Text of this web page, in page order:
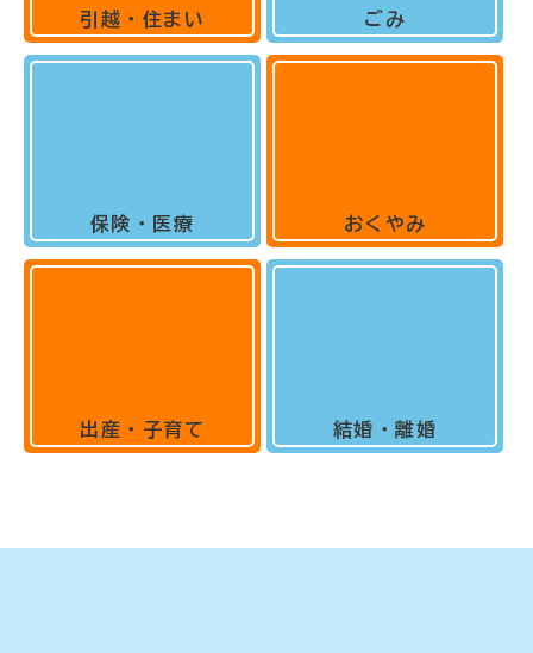
引越・住まい
保険・医療
出産・子育て
ごみ
おくやみ
結婚・離婚